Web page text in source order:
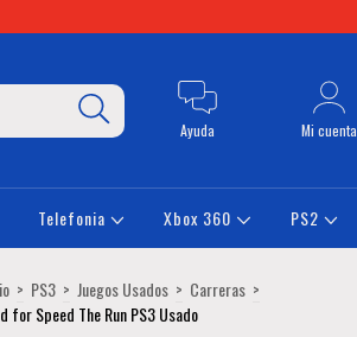
Ayuda Mi cuenta
Telefonia Xbox 360 PS2
> PS3 > Juegos Usados > Carreras >
for Speed The Run PS3 Usado